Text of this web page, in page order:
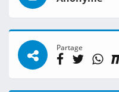
Partage